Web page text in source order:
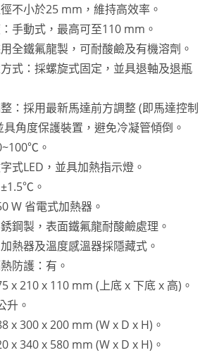
不小於25 mm，維持高效率。
手動式，最高可至110 mm。
全鐵氟龍製，可耐酸鹼及有機溶劑。
式：採螺旋式固定，並具退軸及退瓶
：採用最新馬達前方調整 (即馬達控制
角度保護裝置，避免冷凝管傾倒。
。
式LED，並具加熱指示燈。
。
W 省電式加熱器。
鋼製，表面鐵氟龍耐酸鹼處理。
熱器及溫度感溫器採隱藏式。
防護：有。
x 210 x 110 mm (上底 x 下底 x 高)。
升。
x 300 x 200 mm (W x D x H)。
x 340 x 580 mm (W x D x H)。